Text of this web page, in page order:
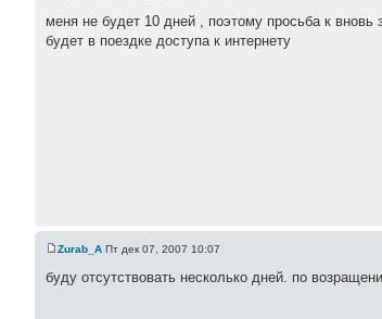
меня не будет 10 дней , поэтому просьба к
будет в поездке доступа к интернету
Zurab_A Пт дек 07, 2007 10:07
буду отсутствовать несколько дней. по